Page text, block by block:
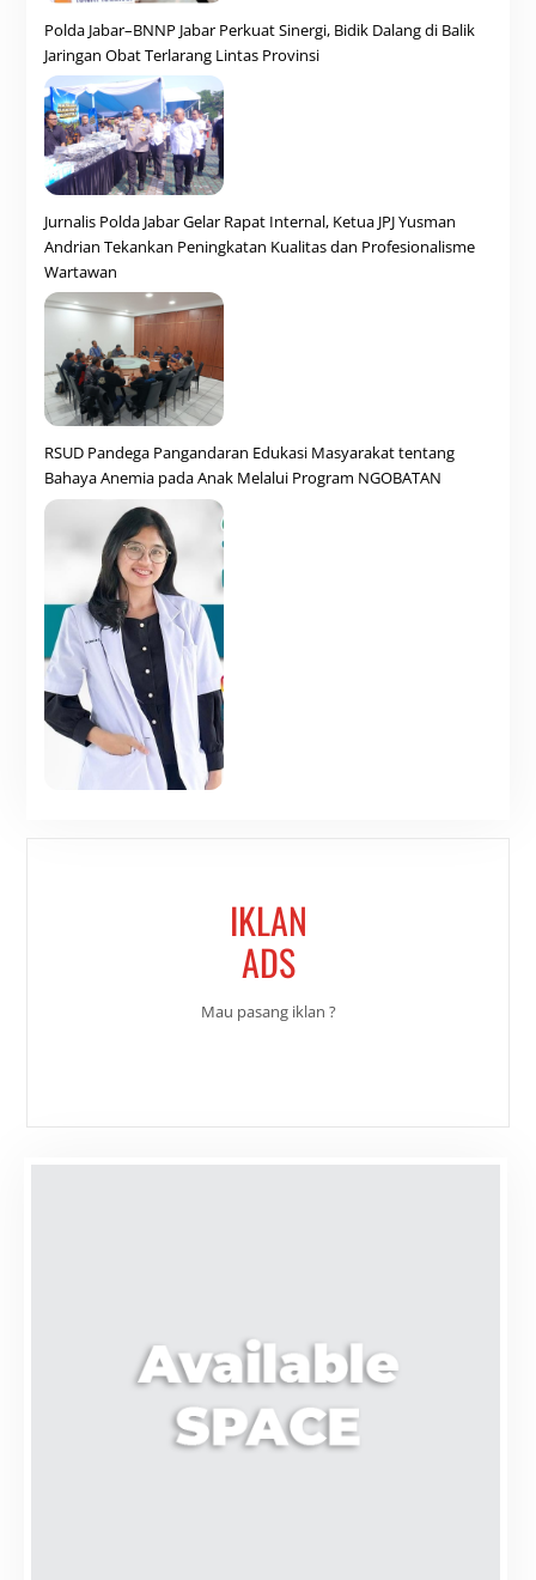
Polda Jabar–BNNP Jabar Perkuat Sinergi, Bidik Dalang di Balik
Jaringan Obat Terlarang Lintas Provinsi
Jurnalis Polda Jabar Gelar Rapat Internal, Ketua JPJ Yusman
Andrian Tekankan Peningkatan Kualitas dan Profesionalisme
Wartawan
RSUD Pandega Pangandaran Edukasi Masyarakat tentang
Bahaya Anemia pada Anak Melalui Program NGOBATAN
IKLAN
ADS
Mau pasang iklan ?